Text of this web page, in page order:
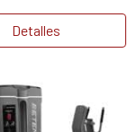
Detalles